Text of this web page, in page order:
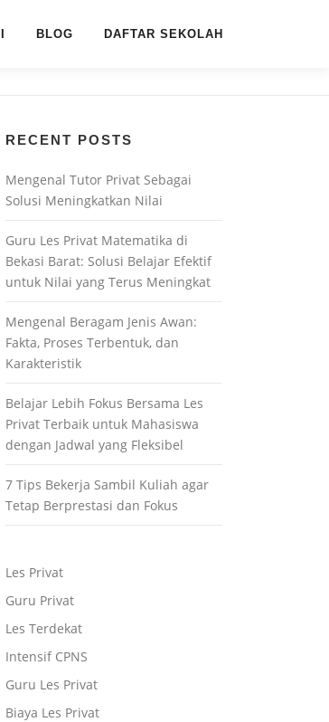
BLOG DAFTAR SEKOLAH
RECENT POSTS
Mengenal Tutor Privat Sebagai
Solusi Meningkatkan Nilai
Guru Les Privat Matematika di
Bekasi Barat: Solusi Belajar Efektif
untuk Nilai yang Terus Meningkat
Mengenal Beragam Jenis Awan:
Fakta, Proses Terbentuk, dan
Karakteristik
Belajar Lebih Fokus Bersama Les
Privat Terbaik untuk Mahasiswa
dengan Jadwal yang Fleksibel
7 Tips Bekerja Sambil Kuliah agar
Tetap Berprestasi dan Fokus
Les Privat
Guru Privat
Les Terdekat
Intensif CPNS
Guru Les Privat
Biaya Les Privat